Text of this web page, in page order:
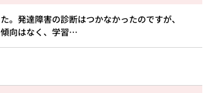
発達障害の診断はつかなかったのですが、
向はなく、学習…